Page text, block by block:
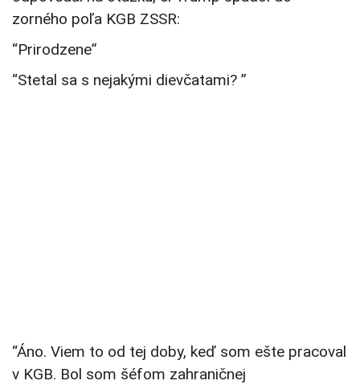
zorného poľa KGB ZSSR:
“Prirodzene”
“Stetal sa s nejakými dievčatami? ”
“Áno. Viem to od tej doby, keď som ešte pracoval
v KGB. Bol som šéfom zahraničnej